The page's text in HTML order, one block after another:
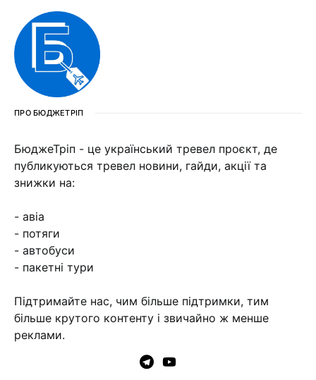
ПРО БЮДЖЕТРІП
БюджеТріп - це український тревел проєкт, де
публикуються тревел новини, гайди, акції та
знижки на:
- авіа
- потяги
- автобуси
- пакетні тури
Підтримайте нас, чим більше підтримки, тим
більше крутого контенту і звичайно ж менше
реклами.